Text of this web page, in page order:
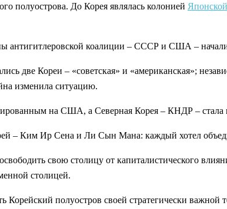
полуострова. До Корея являлась колонией
антигитлеровской коалиции – СССР и США –
две Кореи – «советская» и «американская»;
изменила ситуацию.
на США, а Северная Корея – КНДР –
– Ким Ир Сена и Ли Сын Мана: каждый хотел
свою столицу от капиталистического
столицей.
Корейский полуостров своей стратегически